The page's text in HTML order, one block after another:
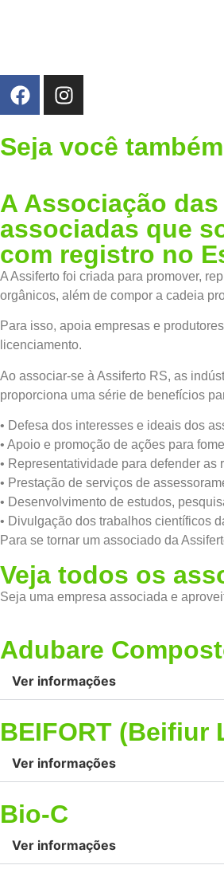
Seja você
A Associação
associadas que
com registro no
A Assiferto foi criada para promover,
orgânicos, além de compor a cadeia
Para isso, apoia empresas e
licenciamento.
Ao associar-se à Assiferto RS, as
proporciona uma série de benefícios
• Defesa dos interesses e ideais dos
• Apoio e promoção de ações para
• Representatividade para defender
• Prestação de serviços de
• Desenvolvimento de estudos,
• Divulgação dos trabalhos científicos
Para se tornar um associado da
Veja todos os
Seja uma empresa associada e
Adubare
Ver informações
BEIFORT (Beifiur
Ver informações
Bio-C
Ver informações